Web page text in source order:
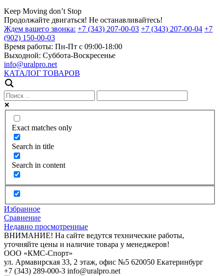
Keep Moving don’t Stop
Продолжайте двигаться! Не останавливайтесь!
Ждем вашего звонка: +7 (343) 207-00-03 +7 (343) 207-00-04 +7
(902) 150-00-03
Время работы: Пн-Пт с 09:00-18:00
Выходной: Суббота-Воскресенье
info@uralpro.net
КАТАЛОГ ТОВАРОВ
Exact matches only
Search in title
Search in content
Избранное
Сравнение
Недавно просмотренные
ВНИМАНИЕ! На сайте ведутся технические работы,
уточняйте цены и наличие товара у менеджеров!
ООО «КМС-Спорт»
ул. Армавирская 33, 2 этаж, офис №5 620050 Екатеринбург
+7 (343) 289-000-3 info@uralpro.net